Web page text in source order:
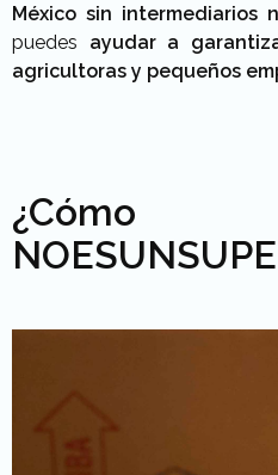
México sin intermediarios
puedes ayudar a
agricultoras y pequeños
¿Cómo